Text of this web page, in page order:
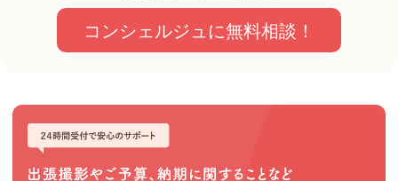
コンシェルジュに無料相談！